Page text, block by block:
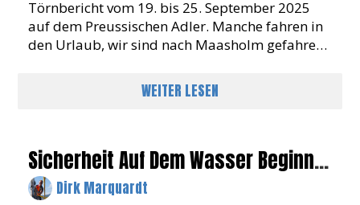
Törnbericht vom 19. bis 25. September 2025
auf dem Preussischen Adler. Manche fahren in
den Urlaub, wir sind nach Maasholm gefahren.
WEITER LESEN
Sicherheit Auf Dem Wasser Beginnt
Mit Guter Ausbildung
Dirk Marquardt